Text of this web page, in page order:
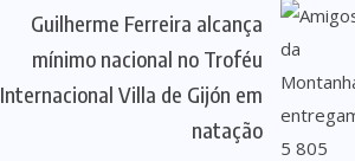
Guilherme Ferreira alcança
mínimo nacional no Troféu
Internacional Villa de Gijón em
natação